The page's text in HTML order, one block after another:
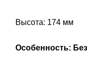
Высота: 174 мм
Особенность: